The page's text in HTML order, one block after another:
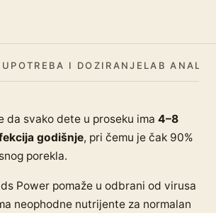
UPOTREBA I DOZIRANJE LAB
da svako dete u proseku ima 4–8
godišnje, pri čemu je čak 90%
porekla.
Power pomaže u odbrani od virusa
neophodne nutrijente za normalan